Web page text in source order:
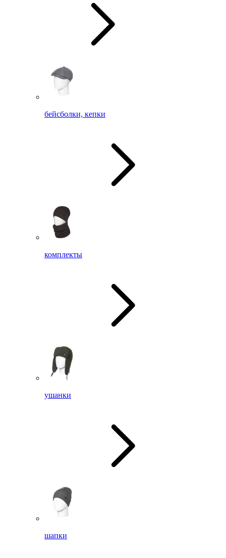
бейсболки, кепки
комплекты
ушанки
шапки